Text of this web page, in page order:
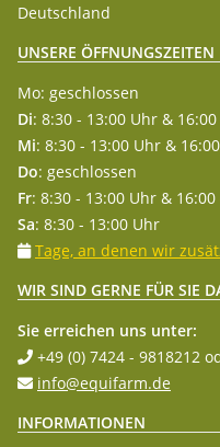
Deutschland
UNSERE ÖFFNUNGSZEITEN
Mo: geschlossen
Di: 8:30 - 13:00 Uhr &
Mi: 8:30 - 13:00 Uhr &
Do: geschlossen
Fr: 8:30 - 13:00 Uhr &
Sa: 8:30 - 13:00 Uhr
Tage, an denen wir
WIR SIND GERNE FÜR SIE
Sie erreichen uns unter:
+49 (0) 7424 - 9818212
info@equifarm.de
INFORMATIONEN